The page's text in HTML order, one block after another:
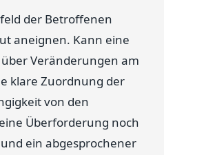
der Betroffenen
aneignen. Kann eine
über Veränderungen am
klare Zuordnung der
von den
Überforderung noch
ein abgesprochener